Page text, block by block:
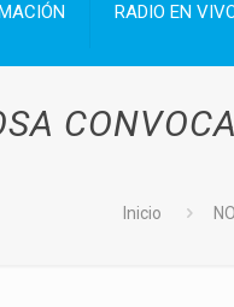
RADIO EN
Inicio